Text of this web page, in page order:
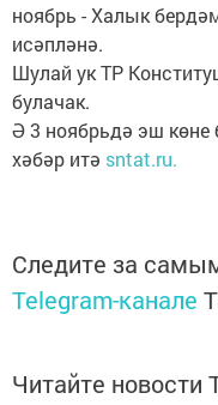
ноябрь - Халык
исәпләнә.
Шулай ук ТР
булачак.
Ә 3 ноябрьдә эш көне
хәбәр итә sntat.ru.
Следите за
Telegram-канале
Читайте новости